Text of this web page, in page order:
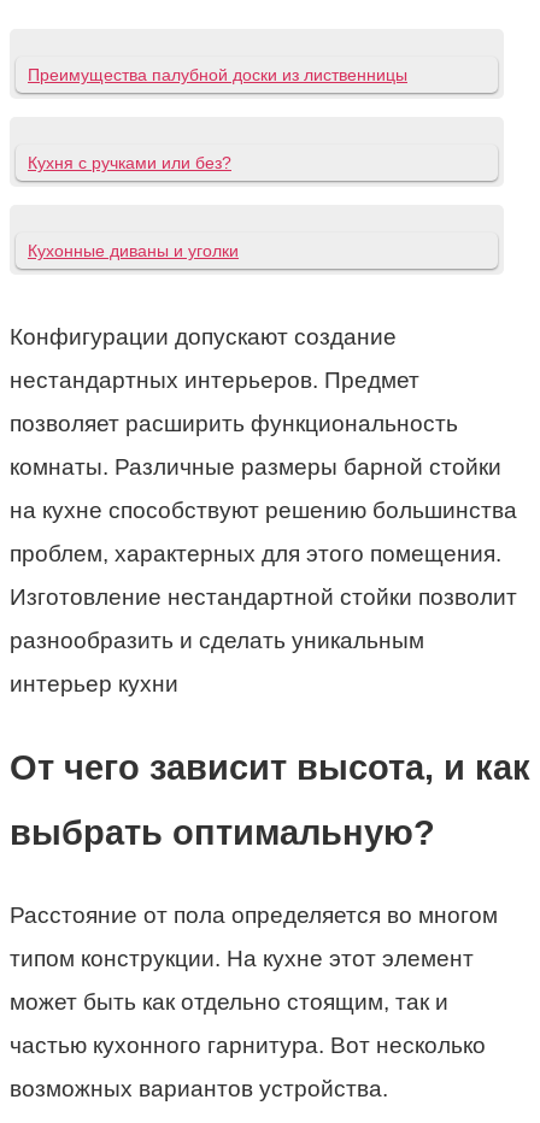
Преимущества палубной доски из лиственницы
Кухня с ручками или без?
Кухонные диваны и уголки
Конфигурации допускают создание
нестандартных интерьеров. Предмет
позволяет расширить функциональность
комнаты. Различные размеры барной стойки
на кухне способствуют решению большинства
проблем, характерных для этого помещения.
Изготовление нестандартной стойки позволит
разнообразить и сделать уникальным
интерьер кухни
От чего зависит высота, и как
выбрать оптимальную?
Расстояние от пола определяется во многом
типом конструкции. На кухне этот элемент
может быть как отдельно стоящим, так и
частью кухонного гарнитура. Вот несколько
возможных вариантов устройства.